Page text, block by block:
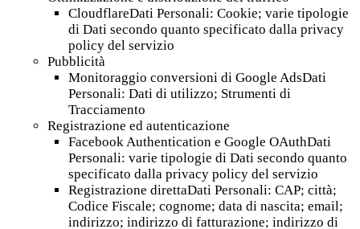
CloudflareDati Personali: Cookie; varie tipologie
di Dati secondo quanto specificato dalla privacy
policy del servizio
Pubblicità
Monitoraggio conversioni di Google AdsDati
Personali: Dati di utilizzo; Strumenti di
Tracciamento
Registrazione ed autenticazione
Facebook Authentication e Google OAuthDati
Personali: varie tipologie di Dati secondo quanto
specificato dalla privacy policy del servizio
Registrazione direttaDati Personali: CAP; città;
Codice Fiscale; cognome; data di nascita; email;
indirizzo; indirizzo di fatturazione; indirizzo di